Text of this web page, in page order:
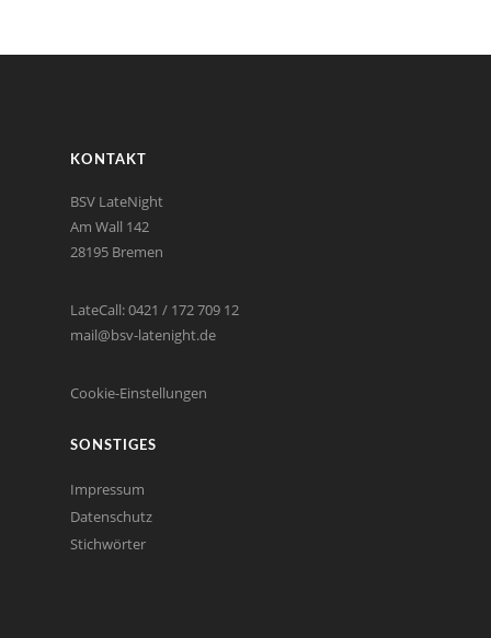
KONTAKT
BSV LateNight
Am Wall 142
28195 Bremen
LateCall: 0421 / 172 709 12
mail@bsv-latenight.de
Cookie-Einstellungen
SONSTIGES
Impressum
Datenschutz
Stichwörter